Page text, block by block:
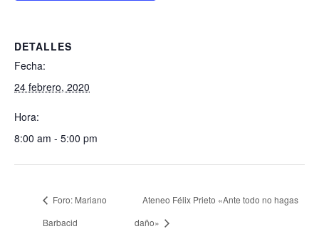
DETALLES
Fecha:
24 febrero, 2020
Hora:
8:00 am - 5:00 pm
Foro: Mariano
Barbacid
Ateneo Félix Prieto «Ante todo no hagas
daño»